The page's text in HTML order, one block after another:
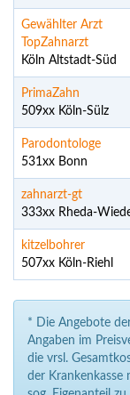
Gewählter Arzt
TopZahnarzt
Köln Altstadt-Süd
PrimaZahn
509xx Köln-Sülz
Parodontologe
531xx Bonn
zahnarzt-gt
333xx Rheda-
kitzelbohrer
507xx Köln-Riehl
* Die Angebote
Angaben im
die vrsl.
der Krankenkasse